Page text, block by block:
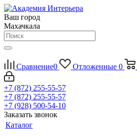
Ваш город
Махачкала
Сравнение0 Отложенные 0
+7 (872) 255-55-57
+7 (872) 255-55-57
+7 (928) 500-54-10
Заказать звонок
Каталог